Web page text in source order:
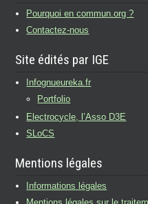
Pourquoi en commun.org ?
Contactez-nous
Site édités par IGE
Infognueureka.fr
Portfolio
Electrocycle, l’Asso D3E
SLoCS
Mentions légales
Informations légales